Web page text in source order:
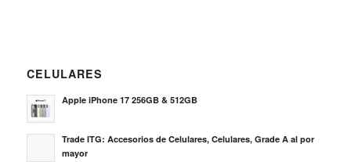
CELULARES
Apple iPhone 17 256GB & 512GB
Trade ITG: Accesorios de Celulares, Celulares, Grade A al por
mayor